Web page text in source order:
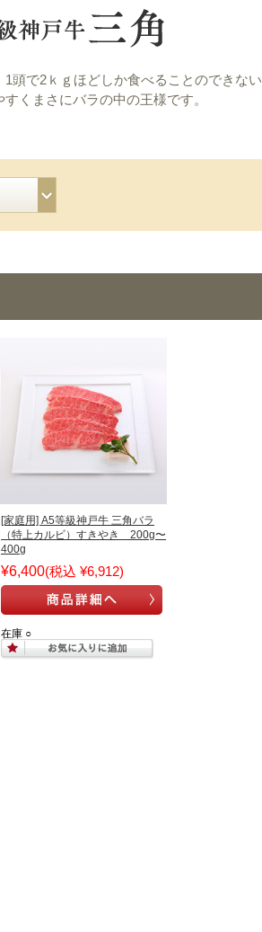
頭で2ｋｇほどしか食べることのできない
くまさにバラの中の王様です。
[家庭用] A5等級神戸牛 三角バラ
（特上カルビ）すきやき 200g〜
400g
¥6,400(税込 ¥6,912)
在庫 ○